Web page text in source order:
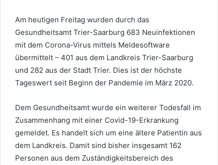
Am heutigen Freitag wurden durch das
Gesundheitsamt Trier-Saarburg 683 Neuinfektionen
mit dem Corona-Virus mittels Meldesoftware
übermittelt – 401 aus dem Landkreis Trier-Saarburg
und 282 aus der Stadt Trier. Dies ist der höchste
Tageswert seit Beginn der Pandemie im März 2020.
Dem Gesundheitsamt wurde ein weiterer Todesfall im
Zusammenhang mit einer Covid-19-Erkrankung
gemeldet. Es handelt sich um eine ältere Patientin aus
dem Landkreis. Damit sind bisher insgesamt 162
Personen aus dem Zuständigkeitsbereich des